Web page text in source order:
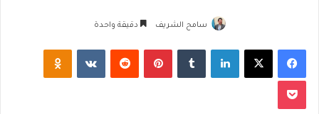
سامح الشريف دقيقة واحدة
فيسبوك لينكدإن بينتيريست